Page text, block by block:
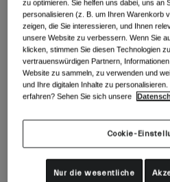
Zubehör
Goggles
Handschuhe
Ersatzteile
Alle anzeigen
Alle anzeigen
Verwendungszweck
All Mountain
Backcountry
Farben -Mattes Weiß
ausgewählt
Größe
M L
zu optimieren. Sie helfen uns dabei, uns an
personalisieren (z. B. um Ihren Warenkorb
zeigen, die Sie interessieren, und Ihnen
unsere Website zu verbessern. Wenn Sie
klicken, stimmen Sie diesen Technologien
vertrauenswürdigen Partnern,
Website zu sammeln, zu verwenden und
und Ihre digitalen Inhalte zu
erfahren? Sehen Sie sich unsere
Cookie-
Nur die wesentliche